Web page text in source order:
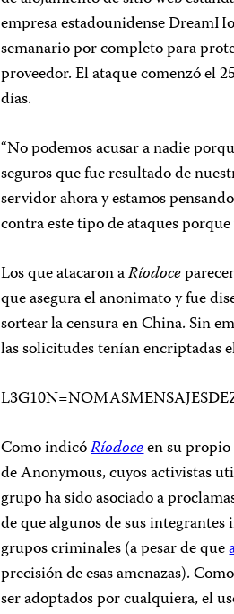
empresa estadounidense
semanario por completo para
proveedor. El ataque comenzó el
días.
“No podemos acusar a nadie
seguros que fue resultado de
servidor ahora y estamos
contra este tipo de ataques porque
Los que atacaron aRíodoce
que asegura el anonimato y fue
sortear la censura en China. Sin
las solicitudes tenían encriptadas
Como indicóRíodoceen su propio
de Anonymous, cuyos activistas
grupo ha sido asociado a
de que algunos de sus
grupos criminales (a pesar de que
precisión de esas amenazas).
ser adoptados por cualquiera, el